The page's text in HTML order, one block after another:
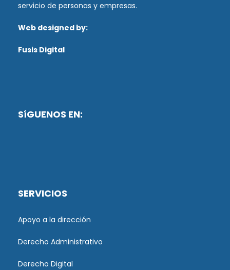
servicio de personas y empresas.
Web designed by:
Fusis Digital
SíGUENOS EN:
SERVICIOS
Apoyo a la dirección
Derecho Administrativo
Derecho Digital